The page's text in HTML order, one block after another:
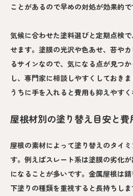
ことがあるので早めの対処が効果的で
気候に合わせた塗料選びと定期点検
せます。塗膜の光沢や色あせ、苔や
るサインなので、気になる点が見つ
し、専門家に相談しやすくしておき
うちに手を入れると費用も抑えやすく
屋根材別の塗り替え目安と費
屋根の素材によって塗り替えのタイ
す。例えばスレート系は塗膜の劣化
になることが多いです。金属屋根は
下塗りの種類を重視すると長持ちし